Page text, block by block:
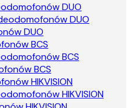
DUO
DUO
DUO
BCS
BCS
BCS
HIKVISION
HIKVISION